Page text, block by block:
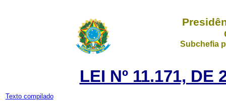
Subchefia
LEI Nº 11.171, DE
Texto compilado